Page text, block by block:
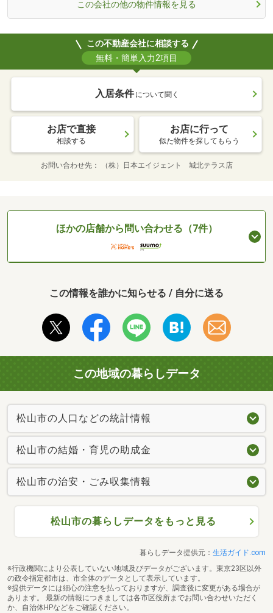
この会社の他の物件情報を見る
この不動産会社に相談する
無料・簡単入力2項目
入居条件 について聞く
お店で直接
相談する
お店に行って
似た物件を探してもらう
お問い合わせ先 （株）日本エイジェント 城北テラス店
ほかの店舗から問い合わせる（7件）
この情報を誰かに知らせる / 自分に送る
この地域の暮らしデータ
松山市の人口などの統計情報
松山市の結婚・育児の助成金
松山市の治安・ごみ収集情報
松山市の暮らしデータをもっと見る
暮らしデータ提供元： 生活ガイド.com
※行政機関により公表していない地域及びデータがございます。東京23区以外
の政令指定都市は、市全体のデータとして表示しています。
※提供データには細心の注意を払っておりますが、調査後に変更がある場合が
あります。 最新の情報につきましては各市区役所までお問い合わせいただく
か、自治体HPなどをご確認ください。